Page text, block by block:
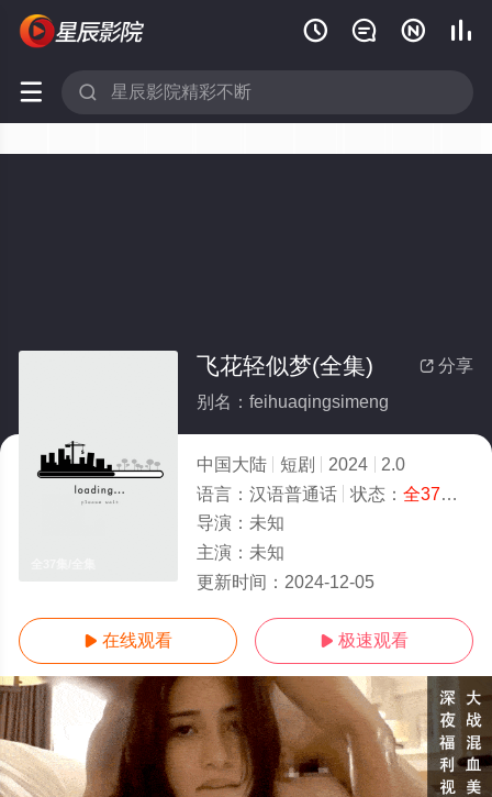
   
 
 分享
飞花轻似梦(全集)
别名：feihuaqingsimeng
中国大陆 短剧 2024
2.0
语言： 汉语普通话 状态： 全37集
导演： 未知
主演： 未知
更新时间： 2024-12-05
 在线观看  极速观看